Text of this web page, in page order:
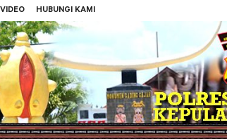
VIDEO HUBUNGI KAMI